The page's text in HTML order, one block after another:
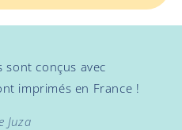
sont conçus avec
imprimés en France !
Juza